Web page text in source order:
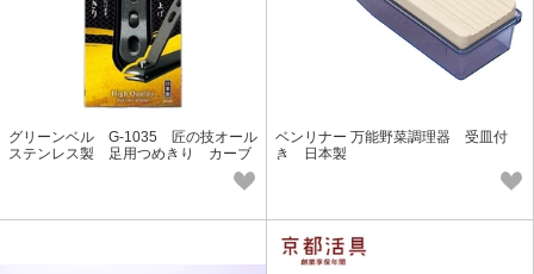
グリーンベル G-1035 匠の技オール
ステンレス製 足用つめきり カーブ
ベンリナー 万能野菜調理器 受皿付
き 日本製